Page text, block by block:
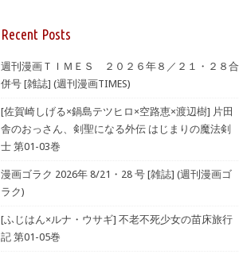
Recent Posts
週刊漫画ＴＩＭＥＳ ２０２６年８／２１・２８合
併号 [雑誌] (週刊漫画TIMES)
[佐賀崎しげる×鍋島テツヒロ×空路恵×渡辺樹] 片田
舎のおっさん、剣聖になる外伝 はじまりの魔法剣
士 第01-03巻
漫画ゴラク 2026年 8/21・28 号 [雑誌] (週刊漫画ゴ
ラク)
[ふじはん×ルナ・ウサギ] 不老不死少女の苗床旅行
記 第01-05巻